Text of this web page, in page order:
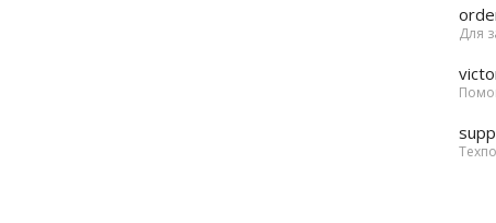
Для